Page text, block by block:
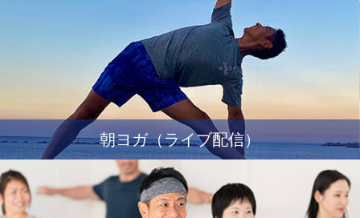
朝ヨガ（ライブ配信）